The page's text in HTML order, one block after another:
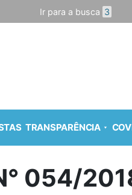
Ir para a busca 3
TRANSPARÊNCIA
054/